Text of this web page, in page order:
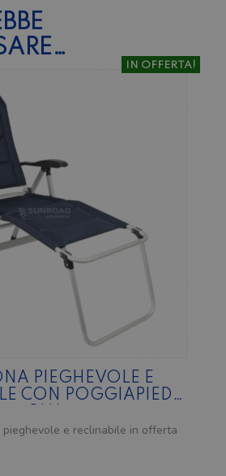
IN OFFERTA!
PIEGHEVOLE E
CON POGGIAPIEDI
e reclinabile in offerta